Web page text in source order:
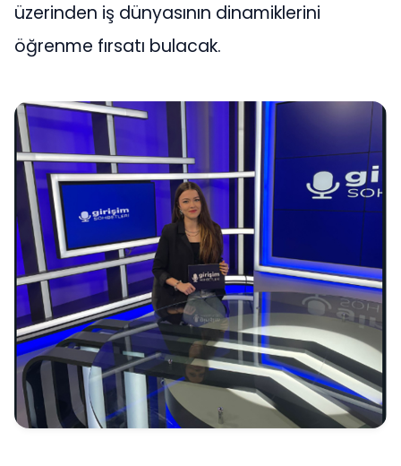
üzerinden iş dünyasının dinamiklerini
öğrenme fırsatı bulacak.